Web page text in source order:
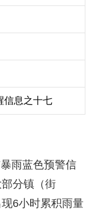
信息之十七
雨蓝色预警信
分镇（街
6小时累积雨量